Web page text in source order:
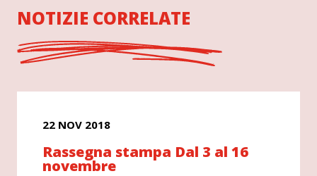
NOTIZIE CORRELATE
22 NOV 2018
Rassegna stampa Dal 3 al 16
novembre